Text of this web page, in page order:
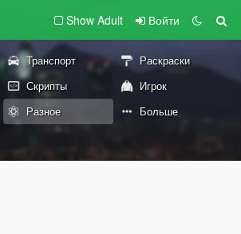
Show Adult Войти
Транспорт
Раскраски
Скрипты
Игрок
Разное Больше